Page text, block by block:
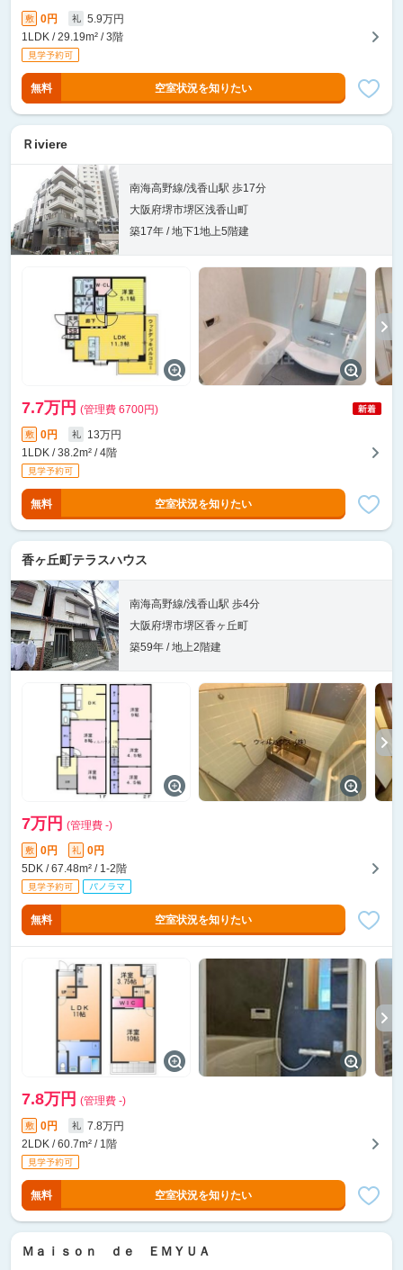
敷 0円 礼
5.9万円
1LDK / 29.19m² / 3階
無料 空室状況を知りたい
Ｒiviere
南海高野線/浅香山駅 歩17分
大阪府堺市堺区浅香山町
築17年 / 地下1地上5階建
7.7万円 (管理費 6700円)
敷 0円 礼
13万円
1LDK / 38.2m² / 4階
無料 空室状況を知りたい
香ヶ丘町テラスハウス
南海高野線/浅香山駅 歩4分
大阪府堺市堺区香ヶ丘町
築59年 / 地上2階建
7万円 (管理費 -)
敷 0円 礼
0円
5DK / 67.48m² / 1-2階
無料 空室状況を知りたい
7.8万円 (管理費 -)
敷 0円 礼
7.8万円
2LDK / 60.7m² / 1階
無料 空室状況を知りたい
Ｍａｉｓｏｎ ｄｅ ＥＭＹＵＡ